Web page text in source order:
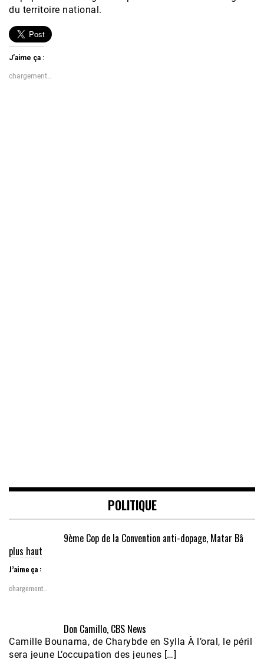
du territoire national.
J’aime ça :
chargement…
POLITIQUE
9ème Cop de la Convention anti-dopage, Matar Bâ
plus haut
J’aime ça :
chargement…
Don Camillo, CBS News
Camille Bounama, de Charybde en Sylla À l’oral, le péril
sera jeune L’occupation des jeunes […]